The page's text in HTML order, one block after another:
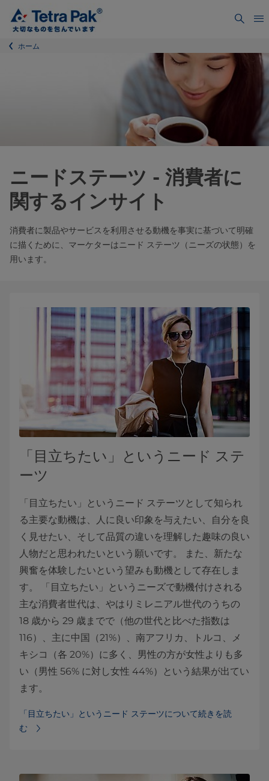
ホーム
ニードステーツ - 消費者に
関するインサイト
消費者に製品やサービスを利用させる動機を事実に基づいて明確
に描くために、マーケターはニード ステーツ（ニーズの状態）を
用います。
「目立ちたい」というニード ステ
ーツ
「目立ちたい」というニード ステーツとして知られ
る主要な動機は、人に良い印象を与えたい、自分を良
く見せたい、そして品質の違いを理解した趣味の良い
人物だと思われたいという願いです。 また、新たな
興奮を体験したいという望みも動機として存在しま
す。 「目立ちたい」というニーズで動機付けされる
主な消費者世代は、やはりミレニアル世代のうちの
18 歳から 29 歳までで（他の世代と比べた指数は
116）、主に中国（21%）、南アフリカ、トルコ、メ
キシコ（各 20%）に多く、男性の方が女性よりも多
い（男性 56% に対し女性 44%）という結果が出てい
ます。
「目立ちたい」というニード ステーツについて続きを読
む